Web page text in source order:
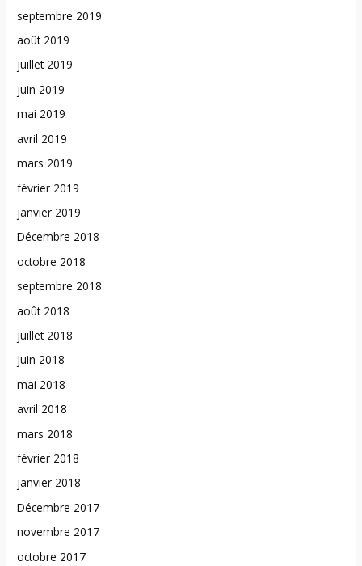
septembre 2019
août 2019
juillet 2019
juin 2019
mai 2019
avril 2019
mars 2019
février 2019
janvier 2019
Décembre 2018
octobre 2018
septembre 2018
août 2018
juillet 2018
juin 2018
mai 2018
avril 2018
mars 2018
février 2018
janvier 2018
Décembre 2017
novembre 2017
octobre 2017